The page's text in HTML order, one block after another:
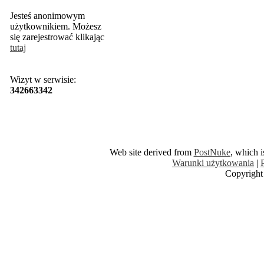
Jesteś anonimowym
użytkownikiem. Możesz
się zarejestrować klikając
tutaj
Wizyt w serwisie:
342663342
Web site derived from PostNuke, which
Warunki użytkowania |